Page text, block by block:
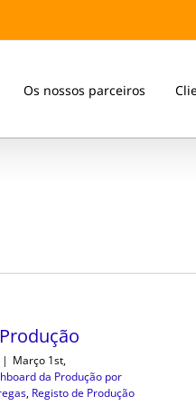
Os nossos parceiros
| Março 1st,
da Produção por
, Registo de Produção